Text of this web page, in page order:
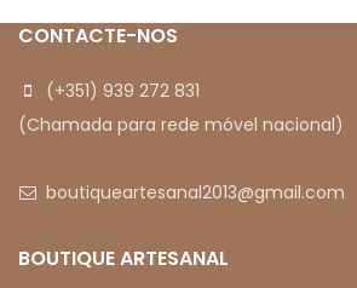
CONTACTE-NOS
(+351) 939 272 831
(Chamada para rede móvel nacional)
boutiqueartesanal2013@gmail.com
BOUTIQUE ARTESANAL